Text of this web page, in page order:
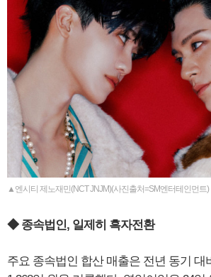
▲엔시티 제노재민(NCT JNJM)(사진출처=SM엔터테인먼트)
◆ 종속법인, 일제히 흑자전환
주요 종속법인 합산 매출은 전년 동기 대